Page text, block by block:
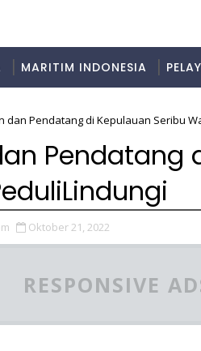
MARITIM INDONESIA
dan Pendatang di Kepulauan Seribu
Pendatang
Oktober 21, 2022
RESPONSIVE